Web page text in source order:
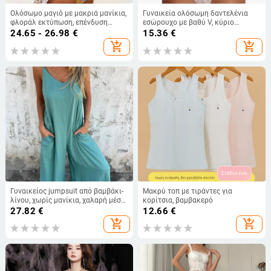
Ολόσωμο μαγιό με μακριά μανίκια,
φλοράλ εκτύπωση, επένδυση
στήθους χωρίς μεταλλική
υποστήριξη, πολυεστέρας, 200 g
24.65 - 26.98 €
add_shopping_cart
Γυναικεία ολόσωμη δαντελένια
εσώρουχο με βαθύ V, κύριο
ύφασμα νάιλον, λεπτό ύφασμα,
κυκλοφορία καλοκαίρι 2024
15.36 €
add_shopping_cart
Γυναικείος jumpsuit από βαμβάκι-
λίνου, χωρίς μανίκια, χαλαρή μέση
και φαρδιά παντελόνια,
λεπτομέρεια patchwork, καλοκαίρι
2025
27.82 €
add_shopping_cart
Μακρύ τοπ με τιράντες για
κορίτσια, βαμβακερό
12.66 €
add_shopping_cart